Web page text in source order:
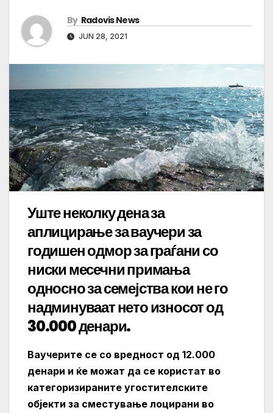
By Radovis News
JUN 28, 2021
Уште неколку дена за
аплицирање за ваучери за
годишен одмор за граѓани со
ниски месечни примања
односно за семејства кои не го
надминуваат нето износот од
30.000 денари.
Ваучерите се со вредност од 12.000
денари и ќе можат да се користат во
категоризираните угостителските
објекти за сместување лоцирани во